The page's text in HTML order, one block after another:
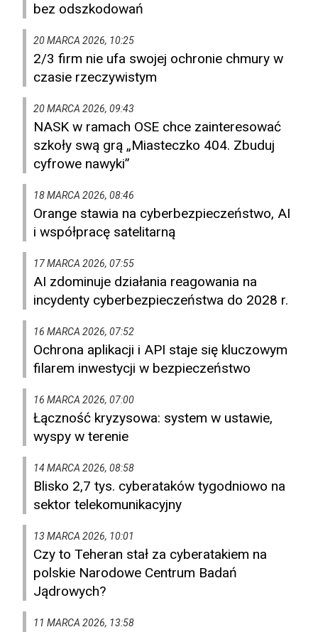
bez odszkodowań
20 MARCA 2026, 10:25
2/3 firm nie ufa swojej ochronie chmury w
czasie rzeczywistym
20 MARCA 2026, 09:43
NASK w ramach OSE chce zainteresować
szkoły swą grą „Miasteczko 404. Zbuduj
cyfrowe nawyki”
18 MARCA 2026, 08:46
Orange stawia na cyberbezpieczeństwo, AI
i współpracę satelitarną
17 MARCA 2026, 07:55
AI zdominuje działania reagowania na
incydenty cyberbezpieczeństwa do 2028 r.
16 MARCA 2026, 07:52
Ochrona aplikacji i API staje się kluczowym
filarem inwestycji w bezpieczeństwo
16 MARCA 2026, 07:00
Łączność kryzysowa: system w ustawie,
wyspy w terenie
14 MARCA 2026, 08:58
Blisko 2,7 tys. cyberataków tygodniowo na
sektor telekomunikacyjny
13 MARCA 2026, 10:01
Czy to Teheran stał za cyberatakiem na
polskie Narodowe Centrum Badań
Jądrowych?
11 MARCA 2026, 13:58